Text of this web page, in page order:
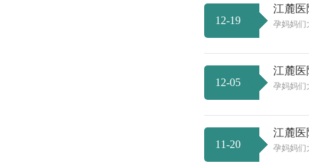
12-19
江麓
孕妈妈
12-05
江麓
孕妈妈
11-20
江麓
孕妈妈